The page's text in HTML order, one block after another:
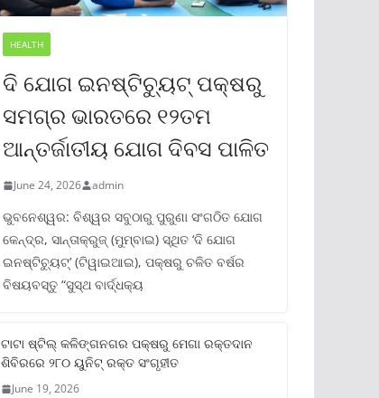
HEALTH
ଦି ଯୋଗ ଇନଷ୍ଟିଚ୍ୟୁଟ୍ ପକ୍ଷରୁ
ସମଗ୍ର ଭାରତରେ ୧୨ତମ
ଆନ୍ତର୍ଜାତୀୟ ଯୋଗ ଦିବସ ପାଳିତ
June 24, 2026 admin
ଭୁବନେଶ୍ୱର: ବିଶ୍ୱର ସବୁଠାରୁ ପୁରୁଣା ସଂଗଠିତ ଯୋଗ
କେନ୍ଦ୍ର, ସାନ୍ତାକ୍ରୁଜ୍ (ମୁମ୍ବାଇ) ସ୍ଥିତ ‘ଦି ଯୋଗ
ଇନଷ୍ଟିଚ୍ୟୁଟ୍‌’ (ଟିୱାଇଆଇ), ପକ୍ଷରୁ ଚଳିତ ବର୍ଷର
ବିଷୟବସ୍ତୁ “ସୁସ୍ଥ ବାର୍ଦ୍ଧକ୍ୟ
ଟାଟା ଷ୍ଟିଲ୍‌ କଳିଙ୍ଗନଗର ପକ୍ଷରୁ ମେଗା ରକ୍ତଦାନ
ଶିବିରରେ ୨୮୦ ୟୁନିଟ୍‌ ରକ୍ତ ସଂଗୃହୀତ
June 19, 2026